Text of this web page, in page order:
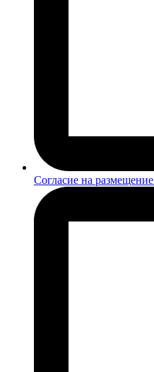
Согласие на